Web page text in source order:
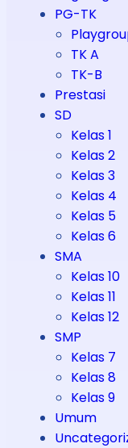
PG-TK
TK A
TK-B
Prestasi
SD
Kelas 1
Kelas 2
Kelas 3
Kelas 4
Kelas 5
Kelas 6
SMA
Kelas 10
Kelas 11
Kelas 12
SMP
Kelas 7
Kelas 8
Kelas 9
Umum